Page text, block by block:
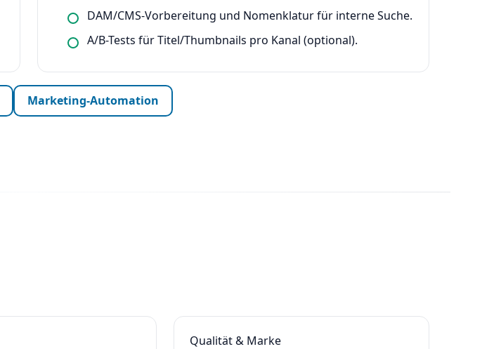
DAM/CMS-Vorbereitung und Nomenklatur für interne Suche.
A/B-Tests für Titel/Thumbnails pro Kanal (optional).
Marketing-Automation
Qualität & Marke